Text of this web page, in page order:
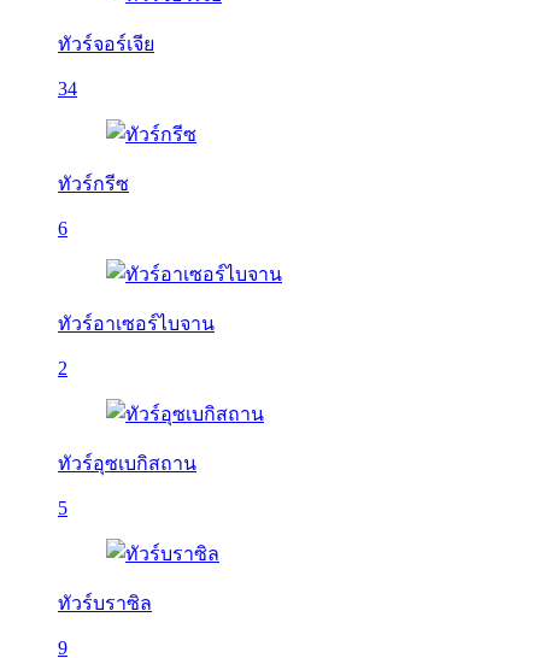
ทัวร์จอร์เจีย
34
ทัวร์กรีซ
6
ทัวร์อาเซอร์ไบจาน
2
ทัวร์อุซเบกิสถาน
5
ทัวร์บราซิล
9